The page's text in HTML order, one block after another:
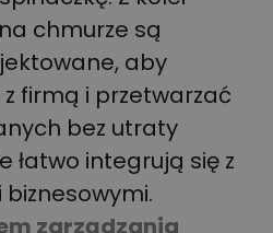
chmurze są
aby
firmą i przetwarzać
bez utraty
łatwo integrują się z
zarządzania